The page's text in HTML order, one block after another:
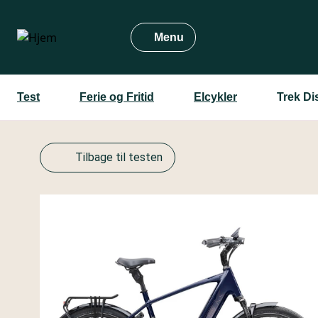
hovedindhold
Menu
Test Ferie og Fritid Elcykler Trek
Tilbage til testen